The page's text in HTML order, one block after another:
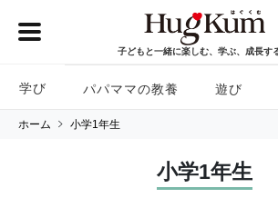
子どもと一緒に楽しむ、学ぶ、成長す
学び パパママの教養 遊び
ホーム 小学1年生
小学1年生